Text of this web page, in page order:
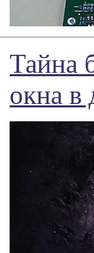
Тайна
окна в